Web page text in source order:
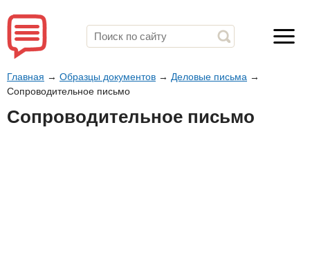
Главная → Образцы документов → Деловые письма →
Сопроводительное письмо
Сопроводительное письмо